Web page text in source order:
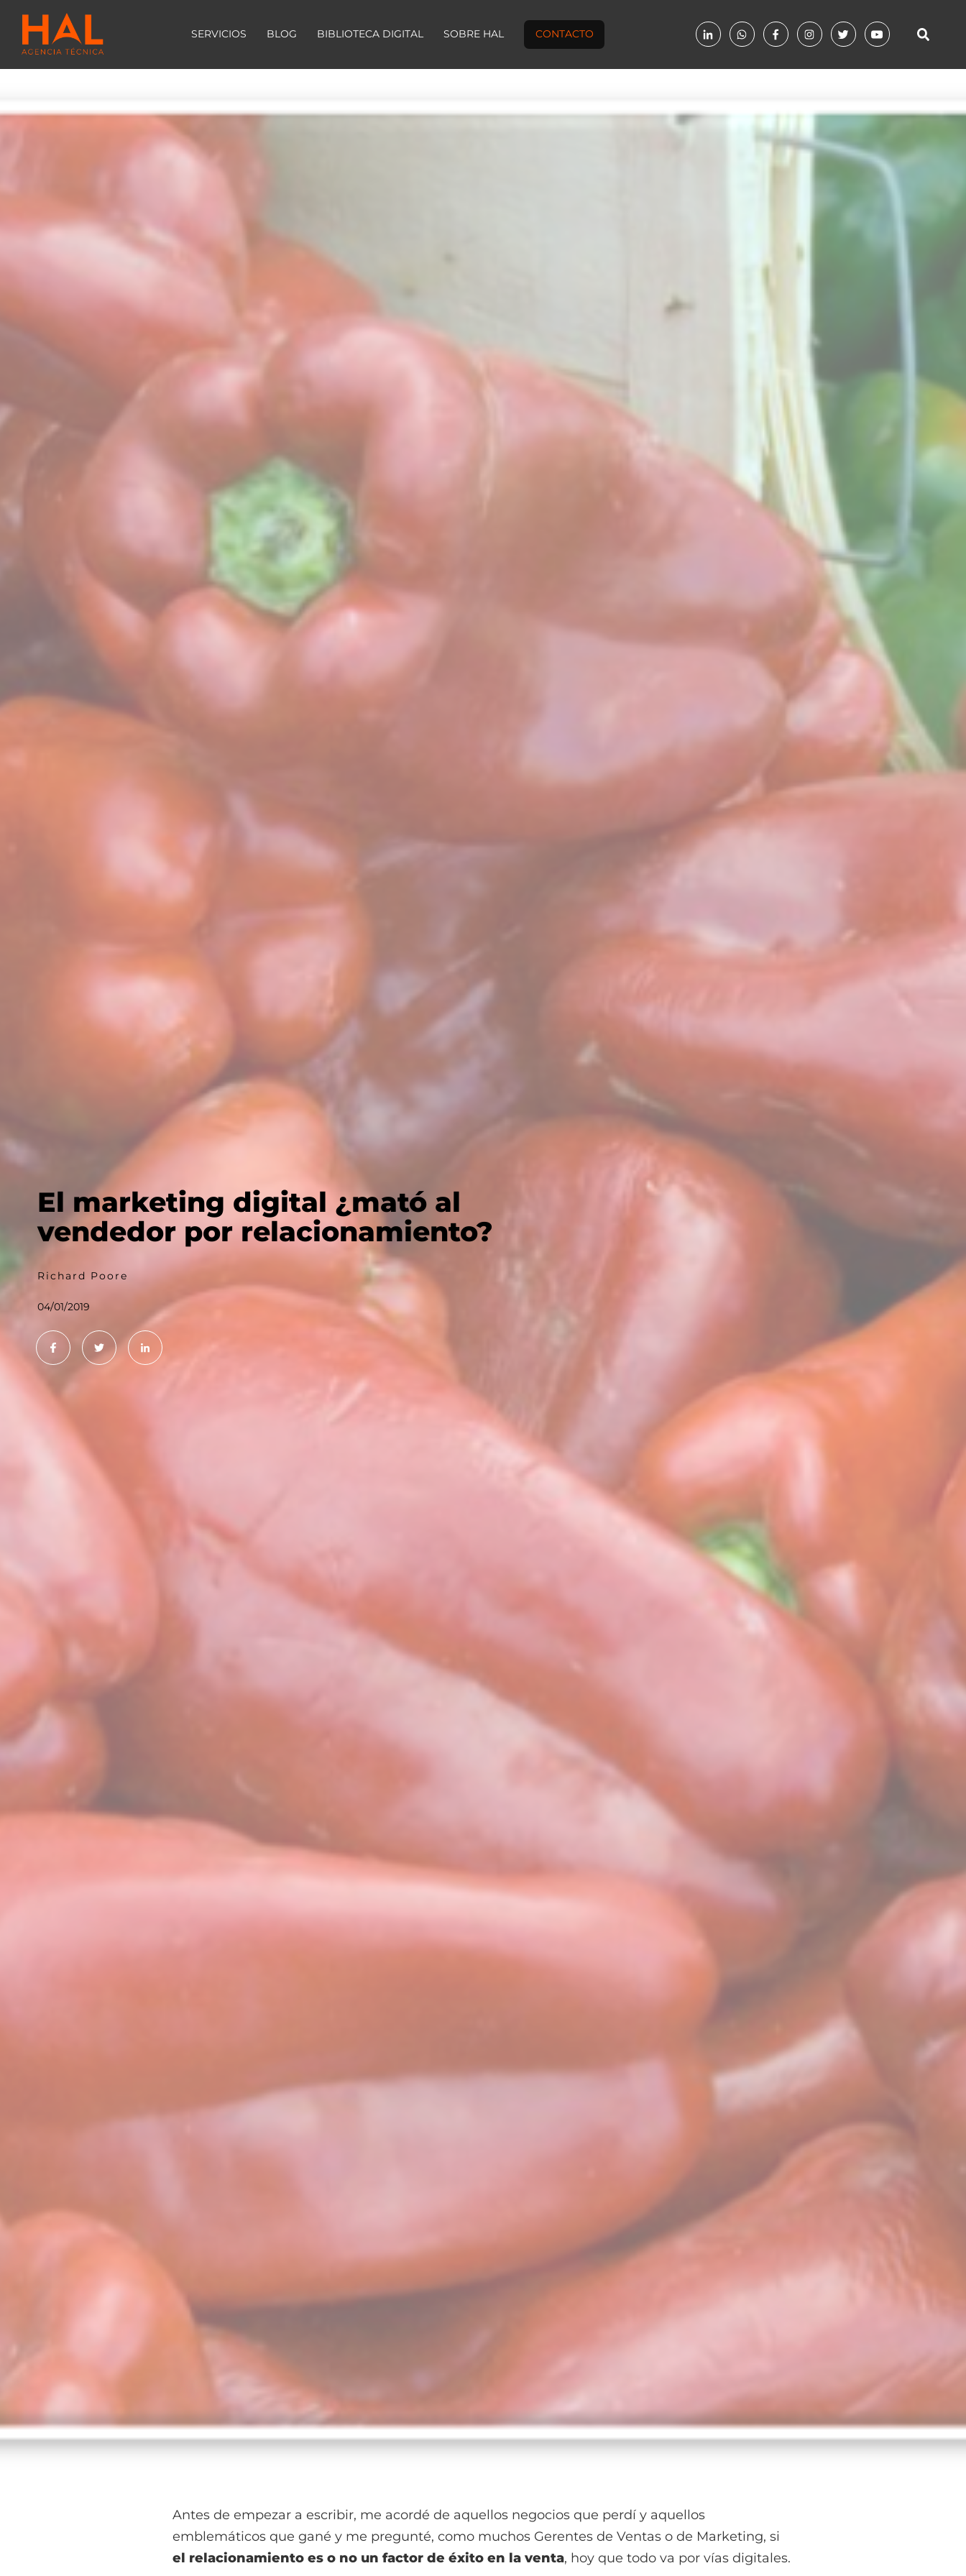
SERVICIOS BLOG BIBLIOTECA DIGITAL SOBRE HAL CONTACTO
El marketing digital ¿mató al
vendedor por relacionamiento?
Richard Poore
04/01/2019
Antes de empezar a escribir, me acordé de aquellos negocios que perdí y aquellos
emblemáticos que gané y me pregunté, como muchos Gerentes de Ventas o de Marketing, si
el relacionamiento es o no un factor de éxito en la venta, hoy que todo va por vías digitales.